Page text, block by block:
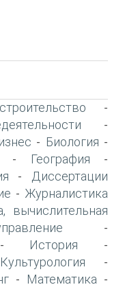
-
-
- Биология -
- География -
-
Диссертации
- Журналистика
вычислительная
-
История -
Культурология -
- Математика -